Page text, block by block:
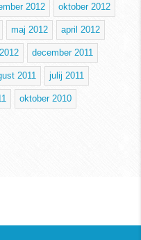
2012 oktober 2012
maj 2012 april 2012
december 2011
2011 julij 2011
oktober 2010